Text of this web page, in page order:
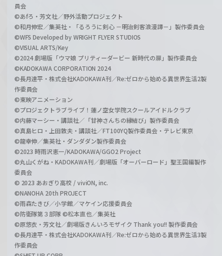
員会
©あfろ・芳文社／野外活動プロジェクト
©和月伸宏／集英社・「るろうに剣心 －明治剣客浪漫譚－」製作委員会
©WFS Developed by WRIGHT FLYER STUDIOS
©VISUAL ARTS/Key
©2024 劇場版「ウマ娘 プリティーダービー 新時代の扉」製作委員会
©KADOKAWA CORPORATION 2024
©長月達平・株式会社KADOKAWA刊／Re:ゼロから始める異世界生活2製
作委員会
©東映アニメーション
©プロジェクトラブライブ！蓮ノ空女学院スクールアイドルクラブ
©内藤マーシー・講談社／「甘神さんちの縁結び」製作委員会
©真島ヒロ・上田敦夫・講談社／FT100YQ製作委員会・テレビ東京
©龍幸伸／集英社・ダンダダン製作委員会
©2023 時雨沢恵一/KADOKAWA/GGO2 Project
©丸山くがね・KADOKAWA刊／劇場版「オーバーロード」聖王国編製作
委員会
© 2023 あおぎり高校 / viviON, inc.
©NANOHA 20th PROJECT
©雨森たきび／小学館／マケイン応援委員会
©防衛隊第３部隊 ©松本直也／集英社
©原悠衣・芳文社／劇場版きんいろモザイク Thank you!! 製作委員会
©長月達平・株式会社KADOKAWA刊／Re:ゼロから始める異世界生活3製
作委員会